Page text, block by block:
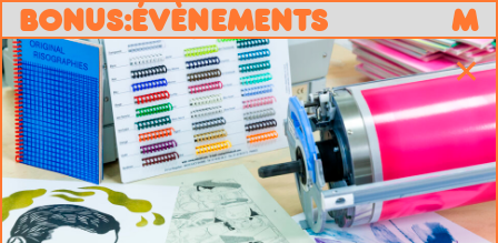
BONUS:ÉVÈNEMENTS M
✕